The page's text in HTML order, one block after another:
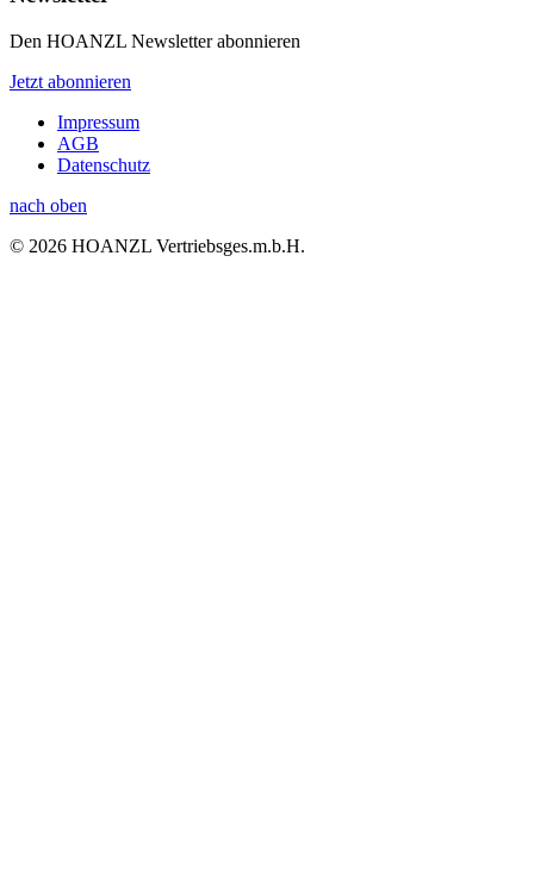
Den HOANZL Newsletter abonnieren
Jetzt abonnieren
Impressum
AGB
Datenschutz
nach oben
© 2026 HOANZL Vertriebsges.m.b.H.